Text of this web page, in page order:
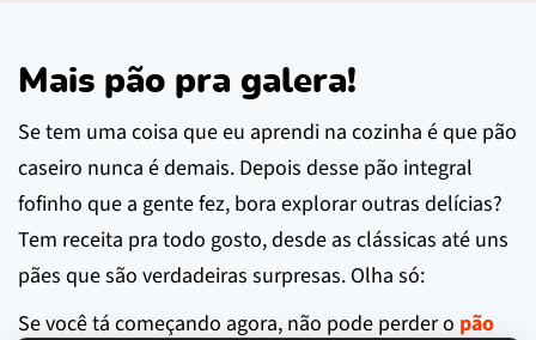
Mais pão pra galera!
Se tem uma coisa que eu aprendi na cozinha é que pão
caseiro nunca é demais. Depois desse pão integral
fofinho que a gente fez, bora explorar outras delícias?
Tem receita pra todo gosto, desde as clássicas até uns
pães que são verdadeiras surpresas. Olha só:
Se você tá começando agora, não pode perder o pão